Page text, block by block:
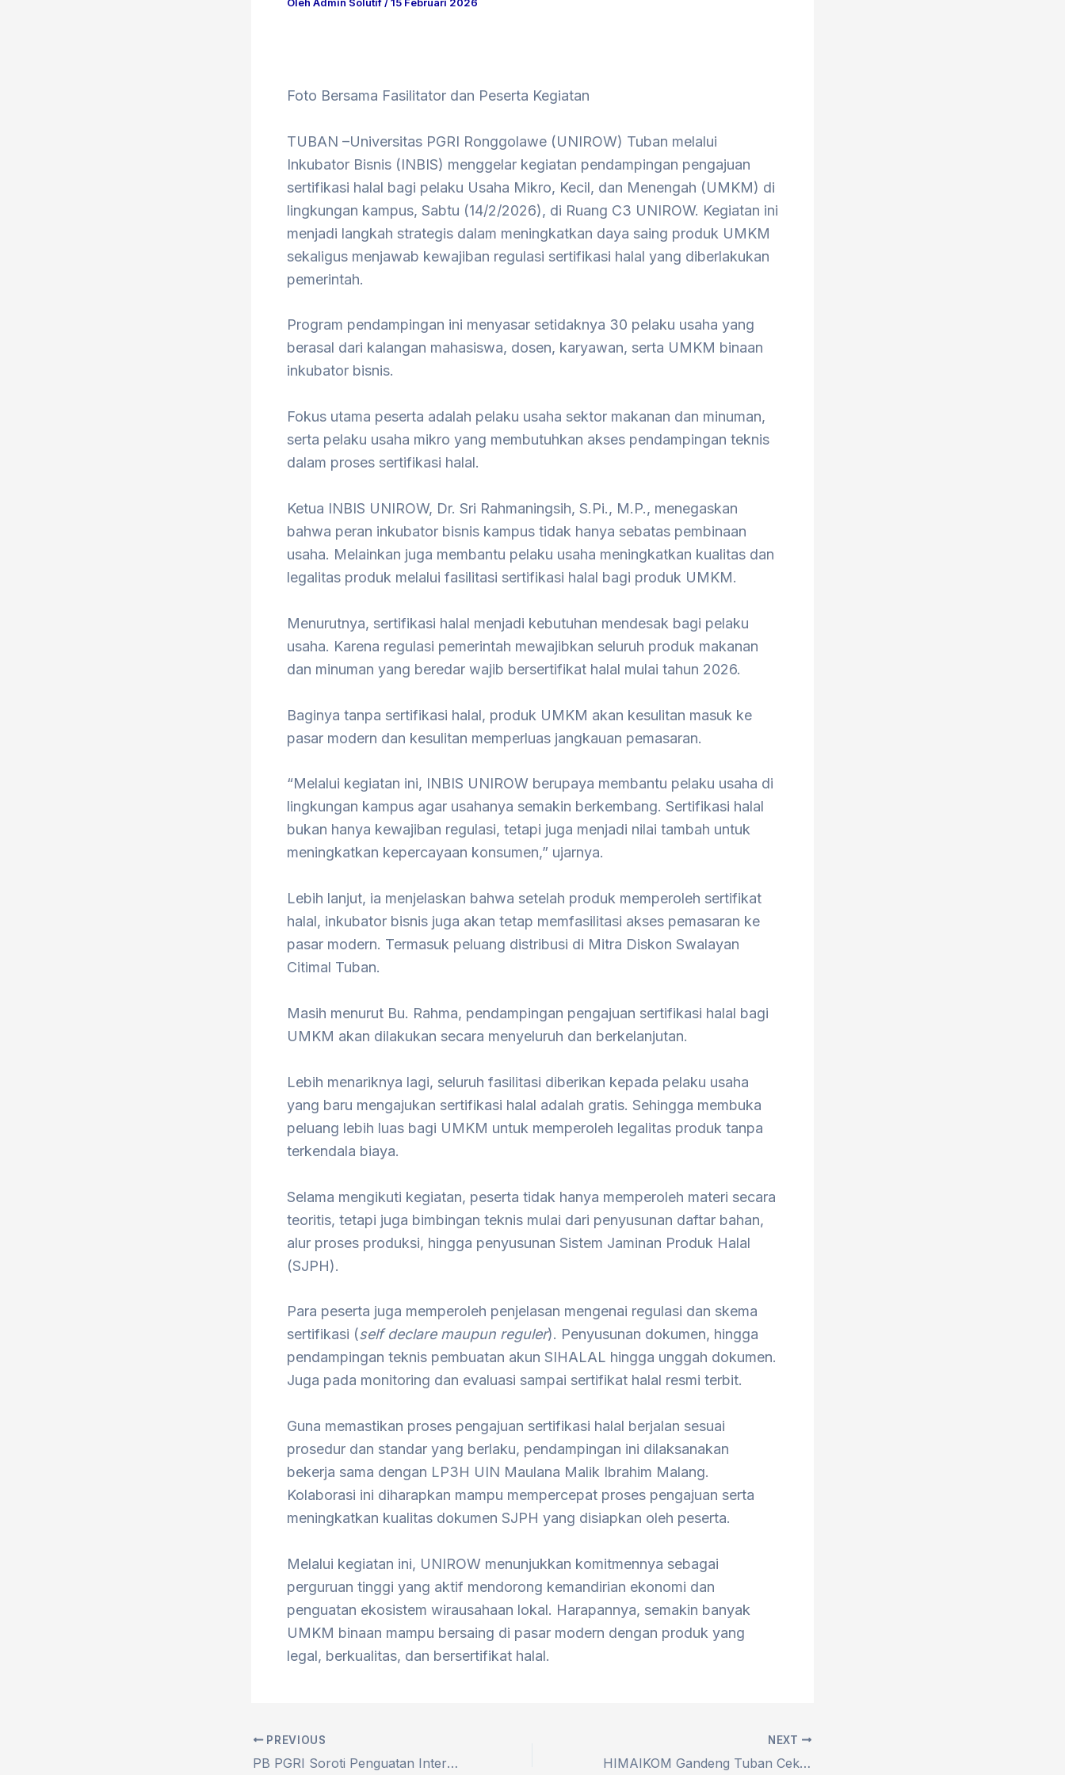
Foto Bersama Fasilitator dan Peserta Kegiatan
TUBAN –Universitas PGRI Ronggolawe (UNIROW) Tuban melalui
Inkubator Bisnis (INBIS) menggelar kegiatan pendampingan pengajuan
sertifikasi halal bagi pelaku Usaha Mikro, Kecil, dan Menengah (UMKM) di
lingkungan kampus, Sabtu (14/2/2026), di Ruang C3 UNIROW. Kegiatan ini
menjadi langkah strategis dalam meningkatkan daya saing produk UMKM
sekaligus menjawab kewajiban regulasi sertifikasi halal yang diberlakukan
pemerintah.
Program pendampingan ini menyasar setidaknya 30 pelaku usaha yang
berasal dari kalangan mahasiswa, dosen, karyawan, serta UMKM binaan
inkubator bisnis.
Fokus utama peserta adalah pelaku usaha sektor makanan dan minuman,
serta pelaku usaha mikro yang membutuhkan akses pendampingan teknis
dalam proses sertifikasi halal.
Ketua INBIS UNIROW, Dr. Sri Rahmaningsih, S.Pi., M.P., menegaskan
bahwa peran inkubator bisnis kampus tidak hanya sebatas pembinaan
usaha. Melainkan juga membantu pelaku usaha meningkatkan kualitas dan
legalitas produk melalui fasilitasi sertifikasi halal bagi produk UMKM.
Menurutnya, sertifikasi halal menjadi kebutuhan mendesak bagi pelaku
usaha. Karena regulasi pemerintah mewajibkan seluruh produk makanan
dan minuman yang beredar wajib bersertifikat halal mulai tahun 2026.
Baginya tanpa sertifikasi halal, produk UMKM akan kesulitan masuk ke
pasar modern dan kesulitan memperluas jangkauan pemasaran.
“Melalui kegiatan ini, INBIS UNIROW berupaya membantu pelaku usaha di
lingkungan kampus agar usahanya semakin berkembang. Sertifikasi halal
bukan hanya kewajiban regulasi, tetapi juga menjadi nilai tambah untuk
meningkatkan kepercayaan konsumen,” ujarnya.
Lebih lanjut, ia menjelaskan bahwa setelah produk memperoleh sertifikat
halal, inkubator bisnis juga akan tetap memfasilitasi akses pemasaran ke
pasar modern. Termasuk peluang distribusi di Mitra Diskon Swalayan
Citimal Tuban.
Masih menurut Bu. Rahma, pendampingan pengajuan sertifikasi halal bagi
UMKM akan dilakukan secara menyeluruh dan berkelanjutan.
Lebih menariknya lagi, seluruh fasilitasi diberikan kepada pelaku usaha
yang baru mengajukan sertifikasi halal adalah gratis. Sehingga membuka
peluang lebih luas bagi UMKM untuk memperoleh legalitas produk tanpa
terkendala biaya.
Selama mengikuti kegiatan, peserta tidak hanya memperoleh materi secara
teoritis, tetapi juga bimbingan teknis mulai dari penyusunan daftar bahan,
alur proses produksi, hingga penyusunan Sistem Jaminan Produk Halal
(SJPH).
Para peserta juga memperoleh penjelasan mengenai regulasi dan skema
sertifikasi (self declare maupun reguler). Penyusunan dokumen, hingga
pendampingan teknis pembuatan akun SIHALAL hingga unggah dokumen.
Juga pada monitoring dan evaluasi sampai sertifikat halal resmi terbit.
Guna memastikan proses pengajuan sertifikasi halal berjalan sesuai
prosedur dan standar yang berlaku, pendampingan ini dilaksanakan
bekerja sama dengan LP3H UIN Maulana Malik Ibrahim Malang.
Kolaborasi ini diharapkan mampu mempercepat proses pengajuan serta
meningkatkan kualitas dokumen SJPH yang disiapkan oleh peserta.
Melalui kegiatan ini, UNIROW menunjukkan komitmennya sebagai
perguruan tinggi yang aktif mendorong kemandirian ekonomi dan
penguatan ekosistem wirausahaan lokal. Harapannya, semakin banyak
UMKM binaan mampu bersaing di pasar modern dengan produk yang
legal, berkualitas, dan bersertifikat halal.
PREVIOUS
PB PGRI Soroti Penguatan Internal dan Inovasi Kampus dalam Kembalinya Sudjarwoto Pimpin PPLP PT PGRI Tuban
NEXT
HIMAIKOM Gandeng Tuban Cekrek pada Event Buka Bersama dan Santunan Anak Yatim